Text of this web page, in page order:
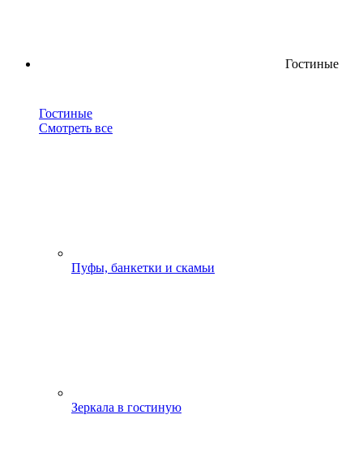
Гостиные
Гостиные
Смотреть все
Пуфы, банкетки и скамьи
Зеркала в гостиную